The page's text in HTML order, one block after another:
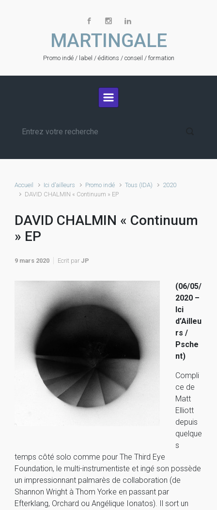
MARTINGALE
Promo indé / label / éditions / conseil / formation
Accueil Ici d'ailleurs Promo indé Tous (IDA)
2020
DAVID CHALMIN « Continuum » EP
DAVID CHALMIN « Continuum
» EP
9 mars 2020 Ecrit par JP
(06/05/
2020 –
Ici
d’Ailleu
rs /
Psche
nt)
Compli
ce de
Matt
Elliott
depuis
quelque
s
temps côté solo comme pour The Third Eye
Foundation, le multi-instrumentiste et ingé son possède
un impressionnant palmarès de collaboration (de
Shannon Wright à Thom Yorke en passant par
Efterklang, Orchard ou Angélique Ionatos). Il sort un